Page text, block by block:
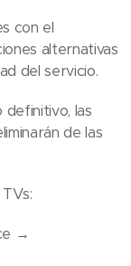
con el
alternativas
del servicio.
definitivo, las
de las
→